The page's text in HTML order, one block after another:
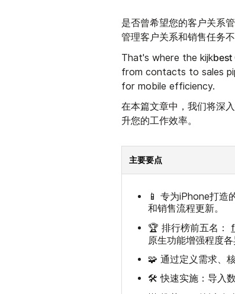
是否曾希望您的客户关系
管理客户关系和销售任务
That's where the kijkbest
from contacts to sales
for mobile efficiency.
在本篇文章中，我们将深
升您的工作效率。
主要要点
📱 专为iPhone打造
和销售流程更新。
🏆 排行榜前五名：
原生功能增强程度各
🧩 通过定义需求、
🛠️ 快速实施：导入